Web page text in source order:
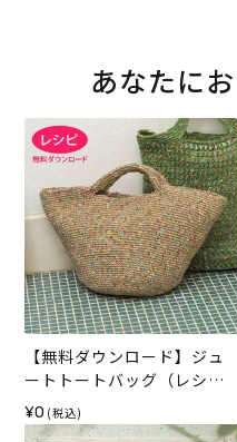
あなたに
【無料ダウンロード】ジュ
ートトートバッグ（レシ
ピ）
¥0 (税込)